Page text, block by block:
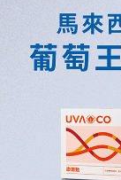
創新
力元
伴人